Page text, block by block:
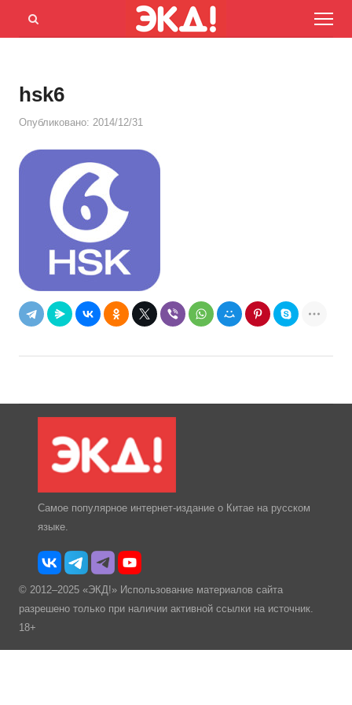
Menu
Открыть
hsk6
Опубликовано: 2014/12/31
Самое популярное интернет-издание о Китае на русском
языке.
© 2012–2025 «ЭКД!» Использование материалов сайта
разрешено только при наличии активной ссылки на источник.
18+